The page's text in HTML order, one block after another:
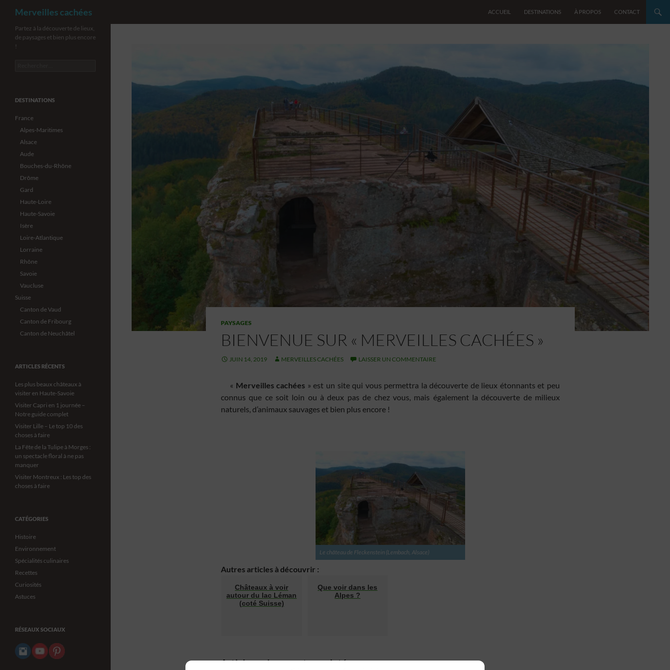
Aller
Merveilles cachées ACCUEIL DESTINATIONS À PROPOS CONTACT
PAYSAGES
BIENVENUE SUR « MERVEILLES CACHÉES »
JUIN 14, 2019 MERVEILLES CACHÉES LAISSER UN COMMENTAIRE
« Merveilles cachées » est un site qui vous permettra la découverte de lieux étonnants et peu
connus que ce soit loin ou à deux pas de chez vous, mais également la découverte de milieux
naturels, d’animaux sauvages et bien plus encore !
Le château de Fleckenstein (Lembach, Alsace)
Autres articles à découvrir :
Châteaux à voir
autour du lac Léman
(coté Suisse)
Que voir dans les
Alpes ?
Articles qui peuvent vous intéresser :
Partez à la découverte de lieux,
de paysages et bien plus encore
!
DESTINATIONS
France
Alpes-Maritimes
Alsace
Aude
Bouches-du-Rhône
Drôme
Gard
Haute-Loire
Haute-Savoie
Isère
Loire-Atlantique
Lorraine
Rhône
Savoie
Vaucluse
Suisse
Canton de Vaud
Canton de Fribourg
Canton de Neuchâtel
ARTICLES RÉCENTS
Les plus beaux châteaux à
visiter en Haute-Savoie
Visiter Capri en 1 journée –
Notre guide complet
Visiter Lille – Le top 10 des
choses à faire
La Fête de la Tulipe à Morges :
un spectacle floral à ne pas
manquer
Visiter Montreux : Les top des
choses à faire
CATÉGORIES
Histoire
Environnement
Spécialités culinaires
Recettes
Curiosités
Astuces
RÉSEAUX SOCIAUX